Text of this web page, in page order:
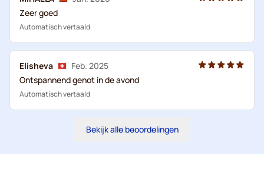
Zeer goed
Automatisch vertaald
Elisheva
Feb. 2025
Ontspannend genot in de avond
Automatisch vertaald
Bekijk alle beoordelingen